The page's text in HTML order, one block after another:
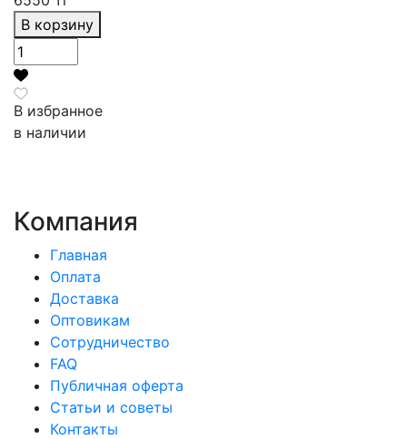
В корзину
В избранное
в наличии
Компания
Главная
Оплата
Доставка
Оптовикам
Сотрудничество
FAQ
Публичная оферта
Статьи и советы
Контакты